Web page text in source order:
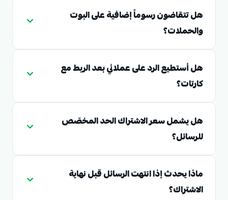
هل تتقاضون رسوماً إضافية على البوت
والحملات؟
هل أستطيع الرد على عملائي بعد الربط مع
كارتات؟
هل يشمل سعر الاشتراك الحد المخصّص
للرسائل؟
ماذا يحدث إذا انتهت الرسائل قبل نهاية
الاشتراك؟